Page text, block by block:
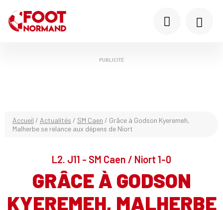
PUBLICITÉ
Accueil / Actualités / SM Caen / Grâce à Godson Kyeremeh,
Malherbe se relance aux dépens de Niort
L2. J11 - SM Caen / Niort 1-0
GRÂCE À GODSON
KYEREMEH, MALHERBE